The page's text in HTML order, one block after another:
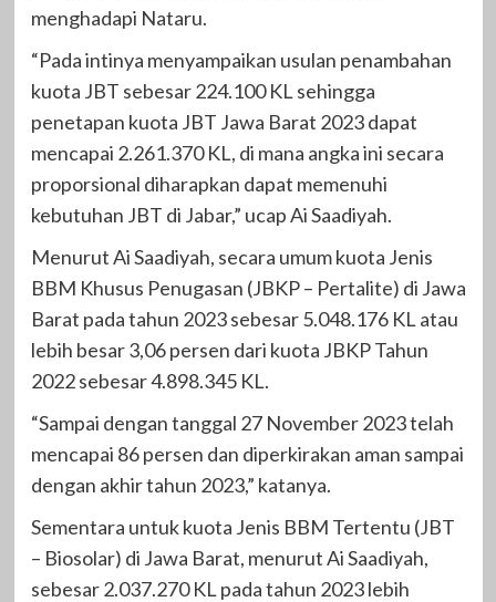
menghadapi Nataru.
“Pada intinya menyampaikan usulan penambahan
kuota JBT sebesar 224.100 KL sehingga
penetapan kuota JBT Jawa Barat 2023 dapat
mencapai 2.261.370 KL, di mana angka ini secara
proporsional diharapkan dapat memenuhi
kebutuhan JBT di Jabar,” ucap Ai Saadiyah.
Menurut Ai Saadiyah, secara umum kuota Jenis
BBM Khusus Penugasan (JBKP – Pertalite) di Jawa
Barat pada tahun 2023 sebesar 5.048.176 KL atau
lebih besar 3,06 persen dari kuota JBKP Tahun
2022 sebesar 4.898.345 KL.
“Sampai dengan tanggal 27 November 2023 telah
mencapai 86 persen dan diperkirakan aman sampai
dengan akhir tahun 2023,” katanya.
Sementara untuk kuota Jenis BBM Tertentu (JBT
– Biosolar) di Jawa Barat, menurut Ai Saadiyah,
sebesar 2.037.270 KL pada tahun 2023 lebih